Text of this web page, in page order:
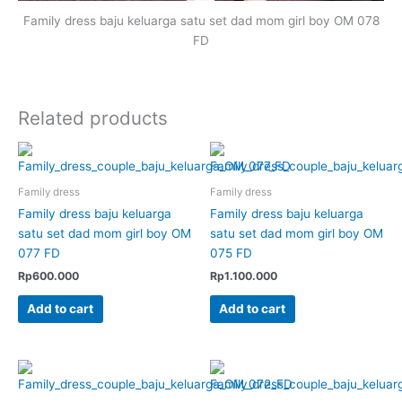
Family dress baju keluarga satu set dad mom girl boy OM 078
FD
Related products
Family dress
Family dress baju keluarga
satu set dad mom girl boy OM
077 FD
Rp600.000
Add to cart
Family dress
Family dress baju keluarga
satu set dad mom girl boy OM
075 FD
Rp1.100.000
Add to cart